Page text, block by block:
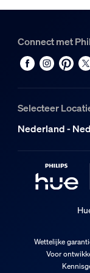
EAN/UPC -
Nettogewicht
0,1 kg
Hoogte
210 mm
72 mm
Breedte
Connect met
Selecteer
Nederland -
Wettelijke
Voor